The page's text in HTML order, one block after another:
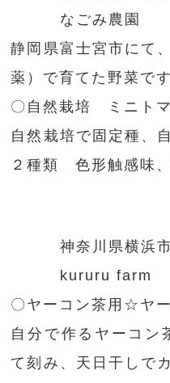
なごみ農園
静岡県富士宮市にて
薬）で育てた野菜です
〇自然栽培 ミニト
自然栽培で固定種、
２種類 色形触感味
神奈川県横浜
kururu farm
〇ヤーコン茶用☆ヤ
自分で作るヤーコン
て刻み、天日干しで